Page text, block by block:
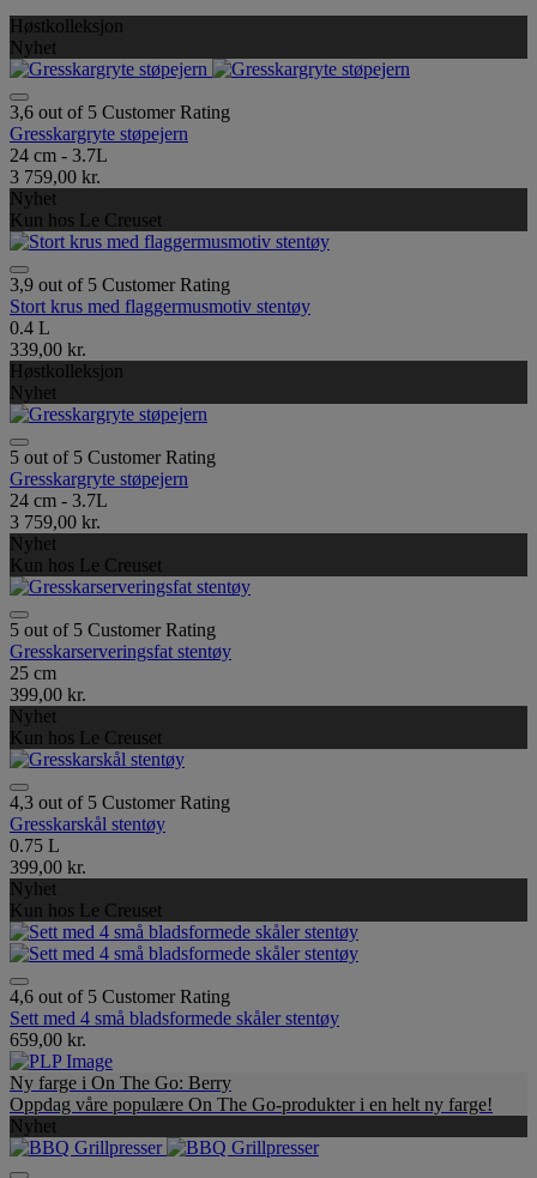
Høstkolleksjon
Nyhet
3,6 out of 5 Customer Rating
Gresskargryte støpejern
24 cm - 3.7L
3 759,00 kr.
Nyhet
Kun hos Le Creuset
3,9 out of 5 Customer Rating
Stort krus med flaggermusmotiv stentøy
0.4 L
339,00 kr.
Høstkolleksjon
Nyhet
5 out of 5 Customer Rating
Gresskargryte støpejern
24 cm - 3.7L
3 759,00 kr.
Nyhet
Kun hos Le Creuset
5 out of 5 Customer Rating
Gresskarserveringsfat stentøy
25 cm
399,00 kr.
Nyhet
Kun hos Le Creuset
4,3 out of 5 Customer Rating
Gresskarskål stentøy
0.75 L
399,00 kr.
Nyhet
Kun hos Le Creuset
4,6 out of 5 Customer Rating
Sett med 4 små bladsformede skåler stentøy
659,00 kr.
Ny farge i On The Go: Berry
Oppdag våre populære On The Go-produkter i en helt ny farge!
Nyhet